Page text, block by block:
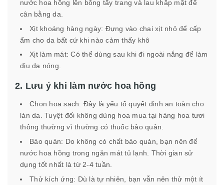
nước hoa hồng lên bông tẩy trang và lau khắp mặt để
cân bằng da.
Xịt khoáng hàng ngày: Đựng vào chai xịt nhỏ để cấp
ẩm cho da bất cứ khi nào cảm thấy khô
Xịt làm mát: Có thể dùng sau khi đi ngoài nắng để làm
dịu da nóng.
2. Lưu ý khi làm nước hoa hồng
Chọn hoa sạch: Đây là yếu tố quyết định an toàn cho
làn da. Tuyệt đối không dùng hoa mua tại hàng hoa tươi
thông thường vì thường có thuốc bảo quản.
Bảo quản: Do không có chất bảo quản, bạn nên để
nước hoa hồng trong ngăn mát tủ lạnh. Thời gian sử
dụng tốt nhất là từ 2-4 tuần.
Thử kích ứng: Dù là tự nhiên, bạn vẫn nên thử một ít